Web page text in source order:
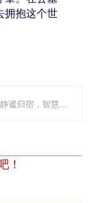
拥抱这个世
下一篇: 静谧归宿，智慧选公墓
！